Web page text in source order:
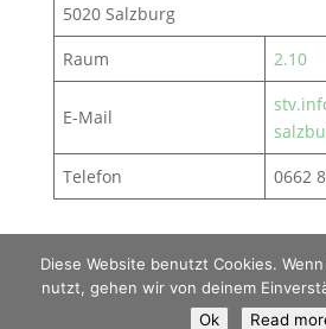
5020 Salzburg
Raum
2.10
E-Mail
Telefon
0662
Impressum
Diese Website benutzt Cookies.
nutzt, gehen wir von deinem
Ok
Read